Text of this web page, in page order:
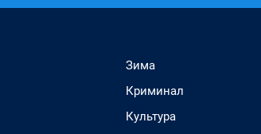
Зима
Криминал
Культура